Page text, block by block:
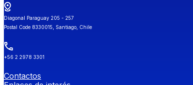
Diagonal Paraguay 205 - 257
Postal Code 8330015, Santiago, Chile
+56 2 2978 3301
Contactos